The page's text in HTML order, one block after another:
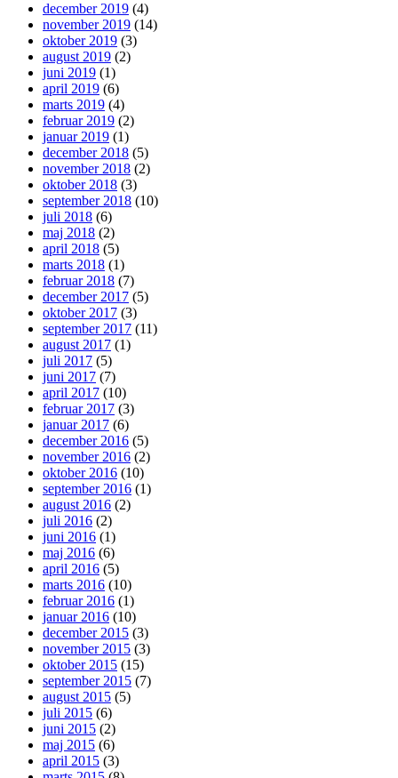
december 2019 (4)
november 2019 (14)
oktober 2019 (3)
august 2019 (2)
juni 2019 (1)
april 2019 (6)
marts 2019 (4)
februar 2019 (2)
januar 2019 (1)
december 2018 (5)
november 2018 (2)
oktober 2018 (3)
september 2018 (10)
juli 2018 (6)
maj 2018 (2)
april 2018 (5)
marts 2018 (1)
februar 2018 (7)
december 2017 (5)
oktober 2017 (3)
september 2017 (11)
august 2017 (1)
juli 2017 (5)
juni 2017 (7)
april 2017 (10)
februar 2017 (3)
januar 2017 (6)
december 2016 (5)
november 2016 (2)
oktober 2016 (10)
september 2016 (1)
august 2016 (2)
juli 2016 (2)
juni 2016 (1)
maj 2016 (6)
april 2016 (5)
marts 2016 (10)
februar 2016 (1)
januar 2016 (10)
december 2015 (3)
november 2015 (3)
oktober 2015 (15)
september 2015 (7)
august 2015 (5)
juli 2015 (6)
juni 2015 (2)
maj 2015 (6)
april 2015 (3)